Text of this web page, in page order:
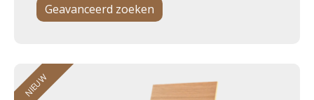
Geavanceerd zoeken
NIEUW